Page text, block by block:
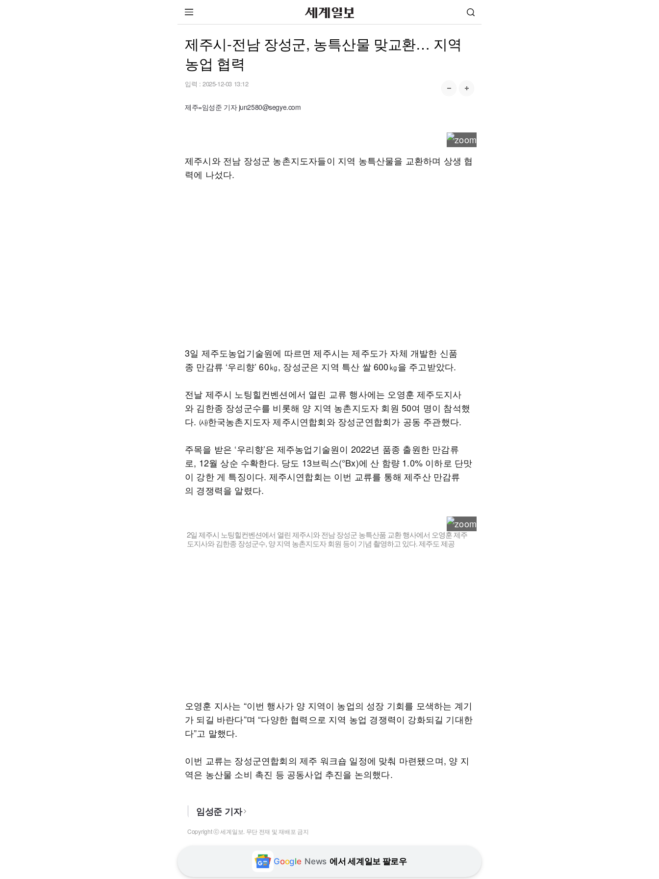
제주시-전남 장성군, 농특산물 맞교환… 지역
농업 협력
입력 : 2025-12-03 13:12
제주=임성준 기자 jun2580@segye.com
제주시와 전남 장성군 농촌지도자들이 지역 농특산물을 교환하며 상생 협
력에 나섰다.
3일 제주도농업기술원에 따르면 제주시는 제주도가 자체 개발한 신품
종 만감류 ‘우리향’ 60㎏, 장성군은 지역 특산 쌀 600㎏을 주고받았다.
전날 제주시 노팅힐컨벤션에서 열린 교류 행사에는 오영훈 제주도지사
와 김한종 장성군수를 비롯해 양 지역 농촌지도자 회원 50여 명이 참석했
다. ㈔한국농촌지도자 제주시연합회와 장성군연합회가 공동 주관했다.
주목을 받은 ‘우리향’은 제주농업기술원이 2022년 품종 출원한 만감류
로, 12월 상순 수확한다. 당도 13브릭스(°Bx)에 산 함량 1.0% 이하로 단맛
이 강한 게 특징이다. 제주시연합회는 이번 교류를 통해 제주산 만감류
의 경쟁력을 알렸다.
2일 제주시 노팅힐컨벤션에서 열린 제주시와 전남 장성군 농특산품 교환 행사에서 오영훈 제주
도지사와 김한종 장성군수, 양 지역 농촌지도자 회원 등이 기념 촬영하고 있다. 제주도 제공
오영훈 지사는 “이번 행사가 양 지역이 농업의 성장 기회를 모색하는 계기
가 되길 바란다”며 “다양한 협력으로 지역 농업 경쟁력이 강화되길 기대한
다”고 말했다.
이번 교류는 장성군연합회의 제주 워크숍 일정에 맞춰 마련됐으며, 양 지
역은 농산물 소비 촉진 등 공동사업 추진을 논의했다.
임성준 기자
Copyright ⓒ 세계일보. 무단 전재 및 재배포 금지
Google News 에서 세계일보 팔로우